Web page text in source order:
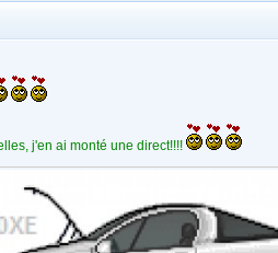
j'en ai monté une direct!!!!